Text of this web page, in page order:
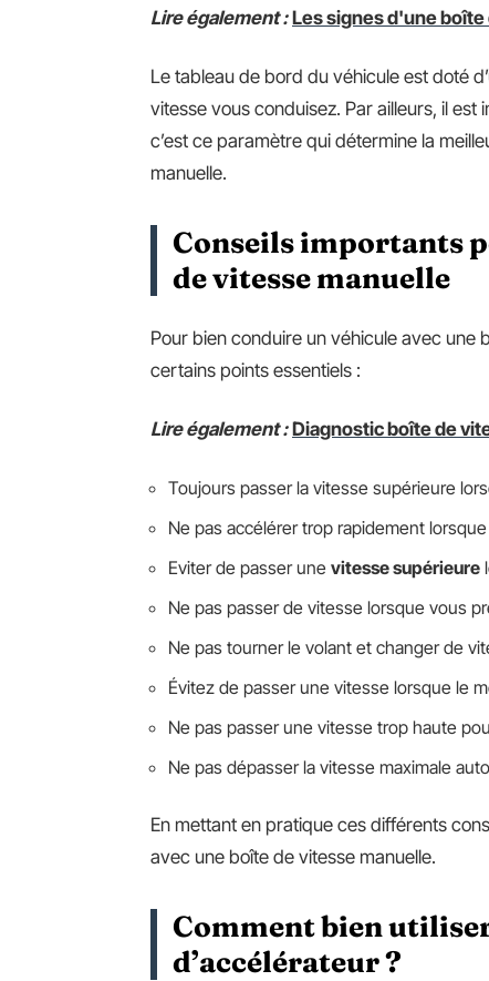
Lire également : Les signes d'une
Le tableau de bord du véhicule est doté
vitesse vous conduisez. Par ailleurs, il
c’est ce paramètre qui détermine la
manuelle.
Conseils importants
de vitesse manuelle
Pour bien conduire un véhicule avec une
certains points essentiels :
Lire également : Diagnostic boîte de
Toujours passer la vitesse supérieure
Ne pas accélérer trop rapidement
Eviter de passer une vitesse supérieure
Ne pas passer de vitesse lorsque vous
Ne pas tourner le volant et changer de
Évitez de passer une vitesse lorsque le
Ne pas passer une vitesse trop haute
Ne pas dépasser la vitesse maximale
En mettant en pratique ces différents
avec une boîte de vitesse manuelle.
Comment bien
d’accélérateur ?